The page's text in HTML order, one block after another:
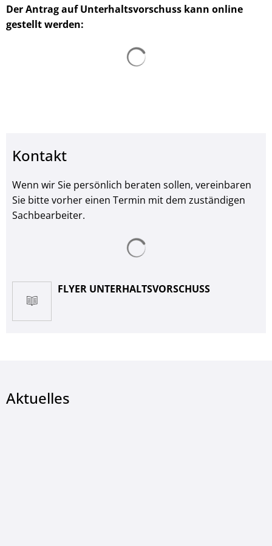
Der Antrag auf Unterhaltsvorschuss kann online
gestellt werden:
Kontakt
Wenn wir Sie persönlich beraten sollen, vereinbaren
Sie bitte vorher einen Termin mit dem zuständigen
Sachbearbeiter.
FLYER UNTERHALTSVORSCHUSS
Aktuelles